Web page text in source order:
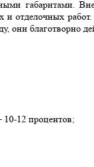
отделочных
они благотворно
10-12 процентов;